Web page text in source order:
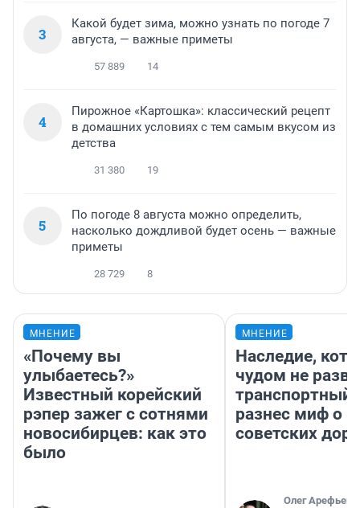
3
Какой будет зима, можно узнать по погоде 7
августа, — важные приметы
57 889 14
4
Пирожное «Картошка»: классический рецепт
в домашних условиях с тем самым вкусом из
детства
31 380 19
5
По погоде 8 августа можно определить,
насколько дождливой будет осень — важные
приметы
28 729 8
МНЕНИЕ
«Почему вы
улыбаетесь?»
Известный корейский
рэпер зажег с сотнями
новосибирцев: как это
было
МНЕНИЕ
Наследие,
чудом не
транспортный
разнес миф о
советских
Олег Арефьев